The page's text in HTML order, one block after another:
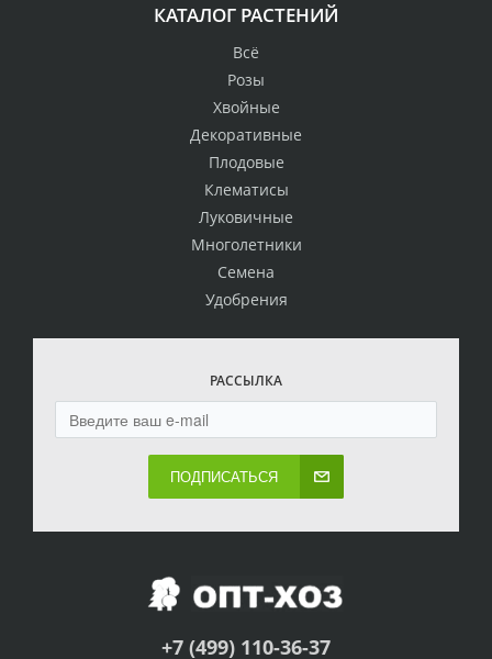
КАТАЛОГ РАСТЕНИЙ
Всё
Розы
Хвойные
Декоративные
Плодовые
Клематисы
Луковичные
Многолетники
Семена
Удобрения
РАССЫЛКА
ПОДПИСАТЬСЯ
+7 (499) 110-36-37